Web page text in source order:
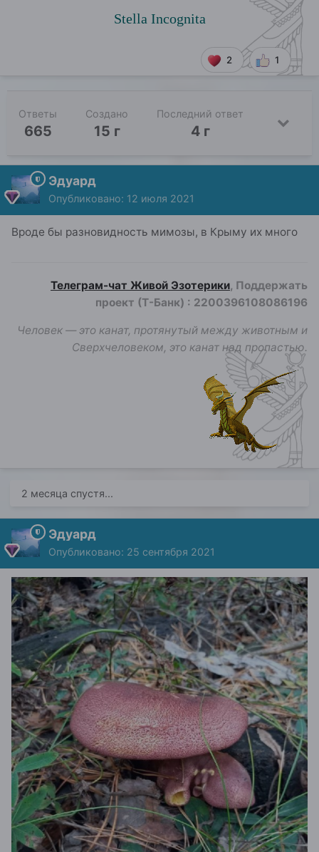
2 1
Stella Incognita
Ответы
665
Создано
15 г
Последний ответ
4 г
Эдуард
Опубликовано: 12 июля 2021
Вроде бы разновидность мимозы, в Крыму их много
Телеграм-чат Живой Эзотерики, Поддержать
проект (Т-Банк) : 2200396108086196
Человек — это канат, протянутый между животным и
Сверхчеловеком, это канат над пропастью.
2 месяца спустя...
Эдуард
Опубликовано: 25 сентября 2021